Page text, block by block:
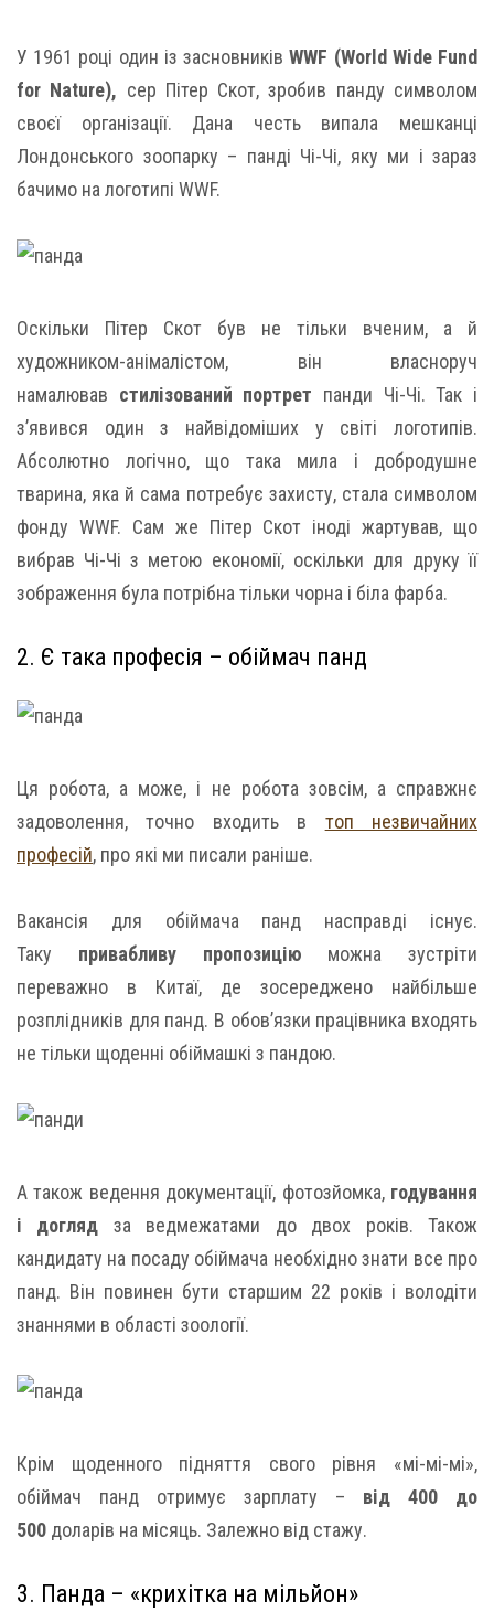
У 1961 році один із засновниківWWF (World Wide Fund
for Nature), сер Пітер Скот, зробив панду символом
своєї організації. Дана честь випала мешканці
Лондонського зоопарку – панді Чі-Чі, яку ми і зараз
бачимо на логотипі WWF.
Оскільки Пітер Скот був не тільки вченим, а й
художником-анімалістом, він власноруч
намалював стилізований портрет панди Чі-Чі. Так і
з’явився один з найвідоміших у світі логотипів.
Абсолютно логічно, що така мила і добродушне
тварина, яка й сама потребує захисту, стала символом
фонду WWF. Сам же Пітер Скот іноді жартував, що
вибрав Чі-Чі з метою економії, оскільки для друку її
зображення була потрібна тільки чорна і біла фарба.
2. Є така професія – обіймач панд
Ця робота, а може, і не робота зовсім, а справжнє
задоволення, точно входить в топ незвичайних
професій, про які ми писали раніше.
Вакансія для обіймача панд насправді існує.
Таку привабливу пропозицію можна зустріти
переважно в Китаї, де зосереджено найбільше
розплідників для панд. В обов’язки працівника входять
не тільки щоденні обіймашкі з пандою.
А також ведення документації, фотозйомка, годування
і догляд за ведмежатами до двох років. Також
кандидату на посаду обіймача необхідно знати все про
панд. Він повинен бути старшим 22 років і володіти
знаннями в області зоології.
Крім щоденного підняття свого рівня «мі-мі-мі»,
обіймач панд отримує зарплату – від 400 до
500 доларів на місяць. Залежно від стажу.
3. Панда – «крихітка на мільйон»